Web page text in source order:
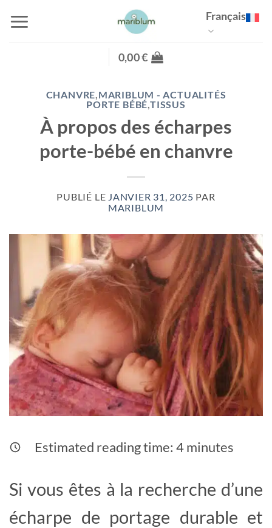
au
Français
0,00€
CHANVRE,MARIBLUM - ACTUALITÉS
PORTE BÉBÉ,TISSUS
À propos des écharpes
porte-bébé en chanvre
PUBLIÉ LE JANVIER 31, 2025 PAR
MARIBLUM
Estimated reading time:4minutes
Si vous êtes à la recherche d’une
écharpe de portage durable et